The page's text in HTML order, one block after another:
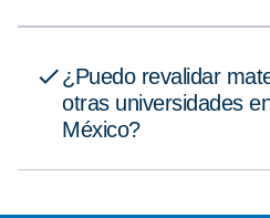
¿Puedo revalidar
otras universidades
México?